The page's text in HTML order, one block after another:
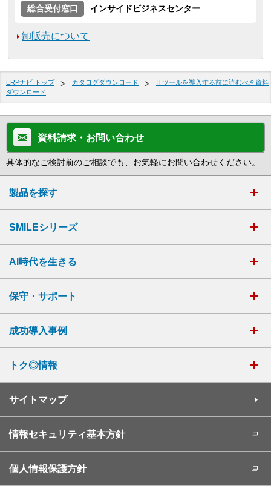
総合受付窓口
インサイドビジネスセンター
卸販売について
ERPナビ トップ カタログダウンロード
ITツールを導入する前に読むべき資料
ダウンロード
資料請求・お問い合わせ
具体的なご検討前のご相談でも、お気軽にお問い合わせください。
製品を探す
SMILEシリーズ
AI時代を生きる
保守・サポート
成功導入事例
トク◎情報
サイトマップ
情報セキュリティ基本方針
個人情報保護方針